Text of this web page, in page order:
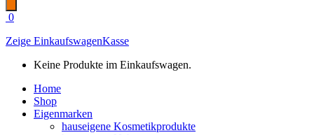
0
Zeige EinkaufswagenKasse
Keine Produkte im Einkaufswagen.
Home
Shop
Eigenmarken
hauseigene Kosmetikprodukte